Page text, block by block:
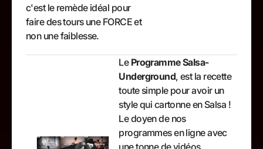
c'est le remède idéal pour
faire des tours une FORCE et
non une faiblesse.
Le Programme Salsa-
Underground, est la recette
toute simple pour avoir un
style qui cartonne en Salsa !
Le doyen de nos
programmes en ligne avec
une tonne de vidéos